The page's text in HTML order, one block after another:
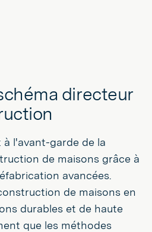
directeur
à l'avant-garde de la
de maisons grâce à
avancées.
de maisons en
durables et de haute
que les méthodes